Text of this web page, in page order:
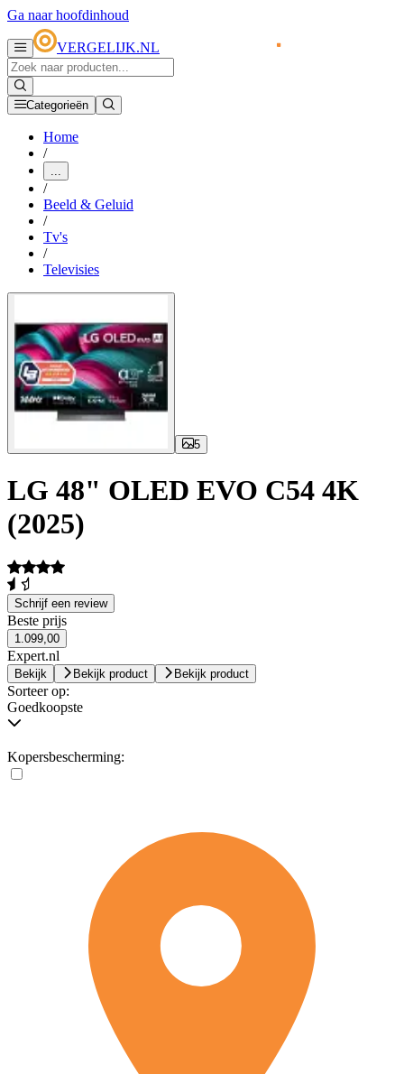
Ga naar hoofdinhoud
VERGELIJK.NL
Categorieën
Home
/
...
/
Beeld & Geluid
/
Tv's
/
Televisies
5
LG 48" OLED EVO C54 4K
(2025)
Schrijf een review
Beste prijs
1.099,00
Expert.nl
Bekijk Bekijk product Bekijk product
Sorteer op:
Goedkoopste
Kopersbescherming: